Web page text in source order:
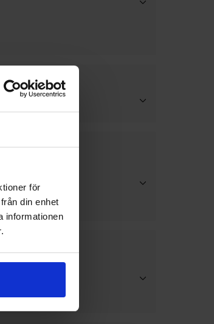
för
din enhet
informationen